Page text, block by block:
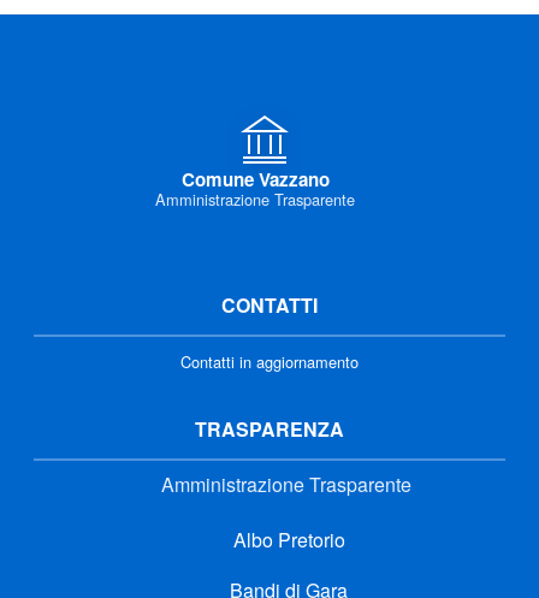
Comune Vazzano
Amministrazione Trasparente
CONTATTI
Contatti in aggiornamento
TRASPARENZA
Amministrazione Trasparente
Albo Pretorio
Bandi di Gara